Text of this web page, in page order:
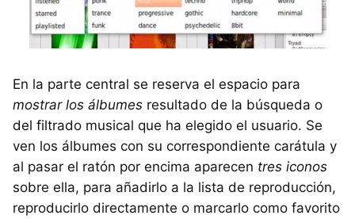
En la parte central se reserva el espacio para
mostrar los álbumes resultado de la búsqueda o
del filtrado musical que ha elegido el usuario. Se
ven los álbumes con su correspondiente carátula y
al pasar el ratón por encima aparecen tres iconos
sobre ella, para añadirlo a la lista de reproducción,
reproducirlo directamente o marcarlo como favorito